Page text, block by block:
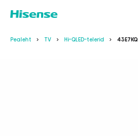
Pealeht TV Hi-QLED-telerid 43E7KQ